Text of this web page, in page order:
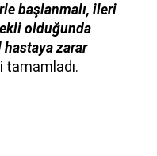
başlanmalı, ileri
olduğunda
zarar